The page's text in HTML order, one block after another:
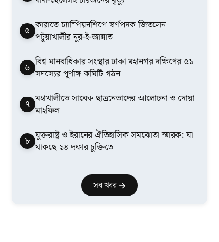
৫ কারাতে চ্যাম্পিয়নশিপে স্বর্ণপদক জিতলেন
পটুয়াখালীর নুর-ই-জান্নাত
৬ বিশ্ব মানবাধিকার সংস্থার ঢাকা মহানগর দক্ষিণের ৫১
সদস্যের পূর্ণাঙ্গ কমিটি গঠন
৭ মহাখালীতে সাবেক ছাত্রনেতাদের আলোচনা ও দোয়া
মাহফিল
৮ যুক্তরাষ্ট্র ও ইরানের ঐতিহাসিক সমঝোতা স্মারক: যা
থাকছে ১৪ দফার চুক্তিতে
সব খবর